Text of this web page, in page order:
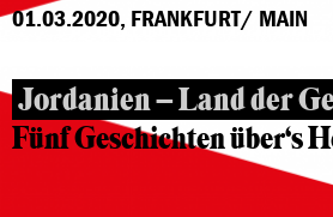
01.03.2020, FRANKFURT/ MAIN
Jordanien – Land der
Fünf Geschichten über‘s